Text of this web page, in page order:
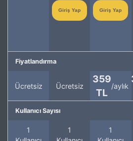
Giriş Yap Giriş Yap
Fiyatlandırma
Ücretsiz Ücretsiz
359
TL
/aylık
Kullanıcı Sayısı
1
1
1